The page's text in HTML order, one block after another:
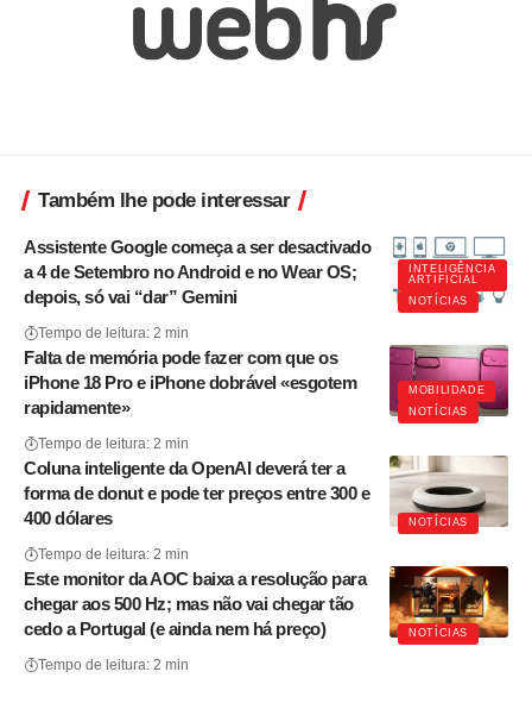
Também lhe pode interessar
INTELIGÊNCIA
ARTIFICIAL
NOTÍCIAS
Assistente Google começa a ser desactivado
a 4 de Setembro no Android e no Wear OS;
depois, só vai “dar” Gemini
Tempo de leitura: 2 min
MOBILIDADE
NOTÍCIAS
Falta de memória pode fazer com que os
iPhone 18 Pro e iPhone dobrável «esgotem
rapidamente»
Tempo de leitura: 2 min
NOTÍCIAS
Coluna inteligente da OpenAI deverá ter a
forma de donut e pode ter preços entre 300 e
400 dólares
Tempo de leitura: 2 min
NOTÍCIAS
Este monitor da AOC baixa a resolução para
chegar aos 500 Hz; mas não vai chegar tão
cedo a Portugal (e ainda nem há preço)
Tempo de leitura: 2 min